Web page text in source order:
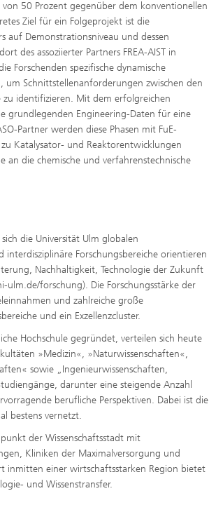
50 Prozent gegenüber dem konventionellen
Ziel für ein Folgeprojekt ist die
auf Demonstrationsniveau und dessen
des assoziierter Partners FREA-AIST in
Forschenden spezifische dynamische
um Schnittstellenanforderungen zwischen den
zu identifizieren. Mit dem erfolgreichen
grundlegenden Engineering-Daten für eine
Partner werden diese Phasen mit FuE-
Katalysator- und Reaktorentwicklungen
an die chemische und verfahrenstechnische
die Universität Ulm globalen
Forschungsbereiche orientieren
Nachhaltigkeit, Technologie der Zukunft
forschung). Die Forschungsstärke der
und zahlreiche große
und ein Exzellenzcluster.
Hochschule gegründet, verteilen sich heute
»Medizin«, »Naturwissenschaften«,
sowie „Ingenieurwissenschaften,
darunter eine steigende Anzahl
berufliche Perspektiven. Dabei ist die
bestens vernetzt.
der Wissenschaftsstadt mit
Kliniken der Maximalversorgung und
inmitten einer wirtschaftsstarken Region bietet
und Wissenstransfer.